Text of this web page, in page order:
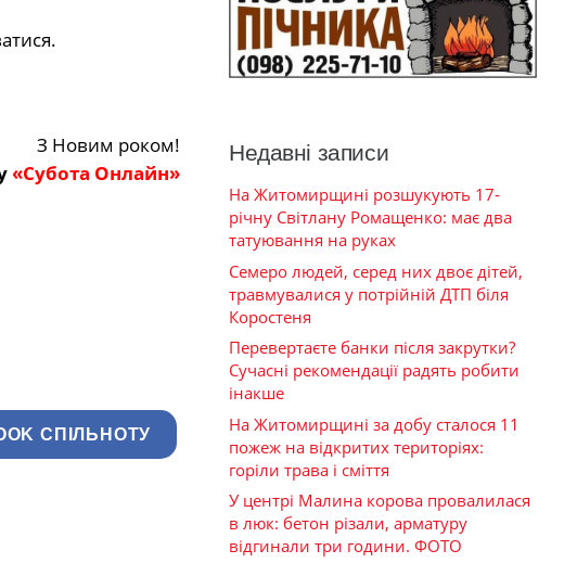
З Новим роком!
«Субота Онлайн»
СПІЛЬНОТУ
Недавні записи
На Житомирщині розшукують 17-
річну Світлану Ромащенко: має два
татуювання на руках
Семеро людей, серед них двоє дітей,
травмувалися у потрійній ДТП біля
Коростеня
Перевертаєте банки після закрутки?
Сучасні рекомендації радять робити
інакше
На Житомирщині за добу сталося 11
пожеж на відкритих територіях:
горіли трава і сміття
У центрі Малина корова провалилася
в люк: бетон різали, арматуру
відгинали три години. ФОТО